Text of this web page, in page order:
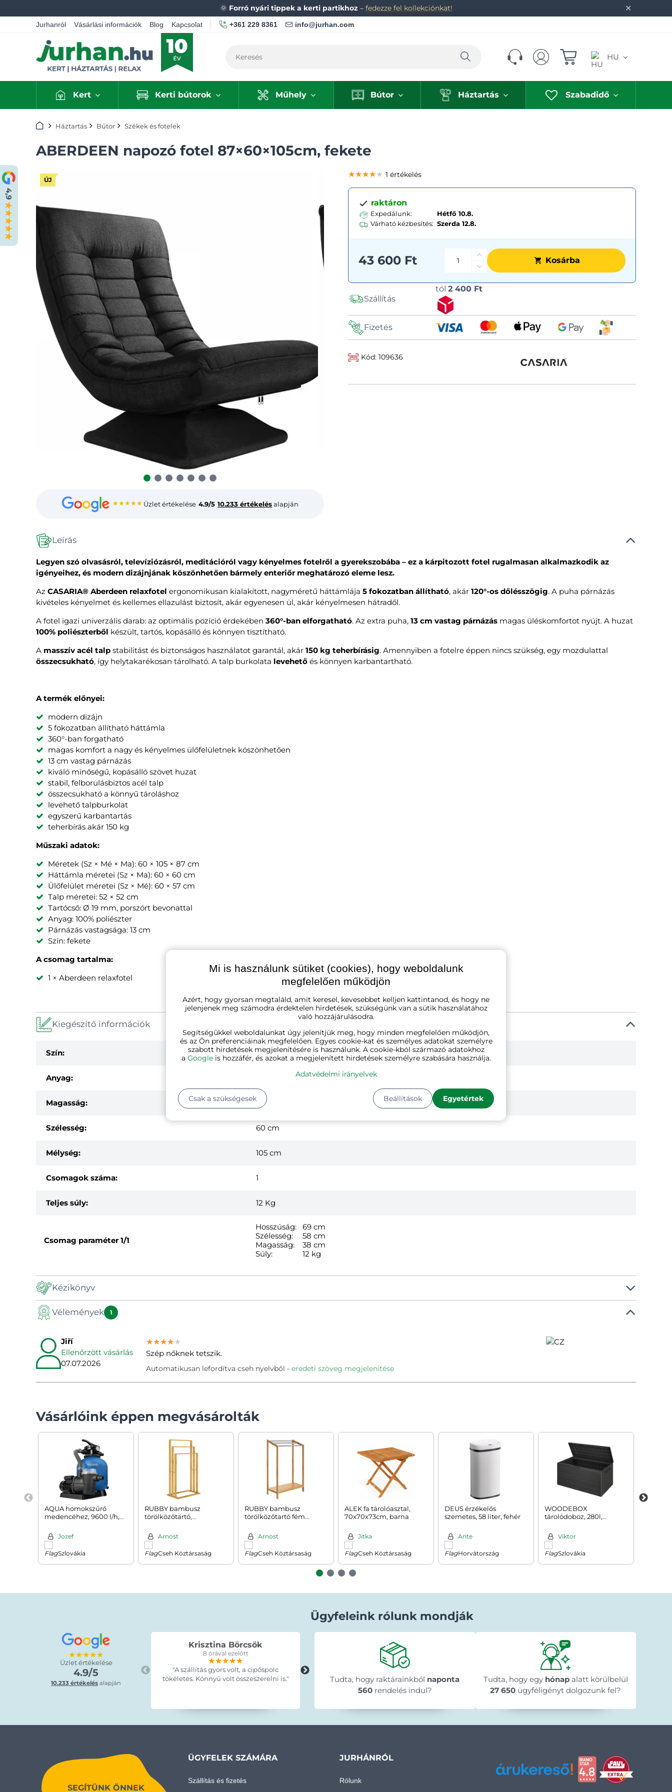
✕
🌞 Forró nyári tippek a kerti partikhoz– fedezze fel kollekciónkat!
Jurhanról Vásárlási információk Blog Kapcsolat +361 229 8361 info@jurhan.com
Keresés HU
Kert Kerti bútorok Műhely Bútor Háztartás Szabadidő
KezdőlapHáztartás Bútor Székek és fotelek
ABERDEEN napozó fotel 87×60×105cm, fekete
ÚJ
★★★★★ Üzlet értékelése 4.9/5 10.233 értékelésalapján
★★★★★
★★★★★
★★★★★ 1 értékelés
raktáron
Expedálunk:
Hétfő 10.8.
Várható kézbesítés: Szerda 12.8.
43 600 Ft Kosárba
Szállítás
tól2 400 Ft
Fizetés
Kód: 109636
Leírás
Legyen szó olvasásról, televíziózásról, meditációról vagy kényelmes fotelről a gyerekszobába – ez a kárpitozott fotel rugalmasan alkalmazkodik az
igényeihez, és modern dizájnjának köszönhetően bármely enteriőr meghatározó eleme lesz.
Az CASARIA® Aberdeen relaxfotel ergonomikusan kialakított, nagyméretű háttámlája 5 fokozatban állítható, akár 120°-os dőlésszögig. A puha párnázás
kivételes kényelmet és kellemes ellazulást biztosít, akár egyenesen ül, akár kényelmesen hátradől.
A fotel igazi univerzális darab: az optimális pozíció érdekében 360°-ban elforgatható. Az extra puha, 13 cm vastag párnázás magas üléskomfortot nyújt. A huzat
100% poliészterből készült, tartós, kopásálló és könnyen tisztítható.
A masszív acél talp stabilitást és biztonságos használatot garantál, akár 150 kg teherbírásig. Amennyiben a fotelre éppen nincs szükség, egy mozdulattal
összecsukható, így helytakarékosan tárolható. A talp burkolata levehető és könnyen karbantartható.
A termék előnyei:
modern dizájn
5 fokozatban állítható háttámla
360°-ban forgatható
magas komfort a nagy és kényelmes ülőfelületnek köszönhetően
13 cm vastag párnázás
kiváló minőségű, kopásálló szövet huzat
stabil, felborulásbiztos acél talp
összecsukható a könnyű tároláshoz
levehető talpburkolat
egyszerű karbantartás
teherbírás akár 150 kg
Műszaki adatok:
Méretek (Sz × Mé × Ma): 60 × 105 × 87 cm
Háttámla méretei (Sz × Ma): 60 × 60 cm
Ülőfelület méretei (Sz × Mé): 60 × 57 cm
Talp méretei: 52 × 52 cm
Tartócső: Ø 19 mm, porszórt bevonattal
Anyag: 100% poliészter
Párnázás vastagsága: 13 cm
Szín: fekete
A csomag tartalma:
1 × Aberdeen relaxfotel
Kiegészítő információk
Szín: fekete
Anyag: acél, textil, poliészter
Magasság: 87 cm
Szélesség: 60 cm
Mélység: 105 cm
Csomagok száma: 1
Teljes súly: 12 Kg
Csomag paraméter1/1
Hosszúság:
69 cm
Szélesség:
58 cm
Magasság:
38 cm
Súly:
12 kg
Kézikönyv
Kézikönyv
Vélemények 1
Jiří
Ellenőrzött vásárlás
07.07.2026
★★★★★
★★★★★
★★★★★
Szép nőknek tetszik.
Automatikusan lefordítva cseh nyelvből eredeti szöveg megjelenítése
Vásárlóink éppen megvásárolták
AQUA homokszűrő
medencéhez, 9600 l/h,
Jozef
Szlovákia
RUBBY bambusz
törölközőtartó,
Arnost
Cseh Köztársaság
RUBBY bambusz
törölközőtartó fém
51x31x85 cm, barna/ezüst
Arnost
Cseh Köztársaság
ALEK fa tárolóasztal,
70x70x73cm, barna
Jitka
Cseh Köztársaság
DEUS érzékelős
szemetes, 58 liter, fehér
Ante
Horvátország
WOODEBOX
tárolódoboz, 280l,
Viktor
Szlovákia
★★★★★
Üzlet értékelése
4.9/5
10.233 értékelés alapján
Ügyfeleink rólunk mondják
Krisztina Börcsök
8 órával ezelőtt
★★★★★
★★★★★
★★★★★
"A szállítás gyors volt, a cipőspolc
tökéletes. Könnyű volt összeszerelni is."
Erdey Betti
15 órával ezelőtt
★★★★★
★★★★★
★★★★★
"A termék pontosan olyan mint ahogy
leirták, idő elött érkezett, egyszerűen
szuper ajánlani tudom mindenkinek 🥰
Béla Horváth
1 nappal ezelőtt
★★★★★
★★★★★
★★★★★
"Gyorsan megérkezett a megrendelt
termék."
Tudta, hogy raktárainkból naponta
560rendelés indul?
Tudta, hogy egy hónapalatt körülbelül
27 650 ügyféligényt dolgozunk fel?
SEGÍTÜNK ÖNNEK
ÜGYFELEK SZÁMÁRA
Szállítás és fizetés
JURHÁNRÓL
Rólunk
Mi is használunk sütiket (cookies), hogy weboldalunk
megfelelően működjön
Azért, hogy gyorsan megtaláld, amit keresel, kevesebbet kelljen kattintanod, és hogy ne
jelenjenek meg számodra érdektelen hirdetések, szükségünk van a sütik használatához
való hozzájárulásodra.
Segítségükkel weboldalunkat úgy jelenítjük meg, hogy minden megfelelően működjön,
és az Ön preferenciáinak megfelelően. Egyes cookie-kat és személyes adatokat személyre
szabott hirdetések megjelenítésére is használunk. A cookie-kból származó adatokhoz
a Googleis hozzáfér, és azokat a megjelenített hirdetések személyre szabására használja.
Adatvédelmi irányelvek
Beállítások Egyetértek
Csak a szükségesek